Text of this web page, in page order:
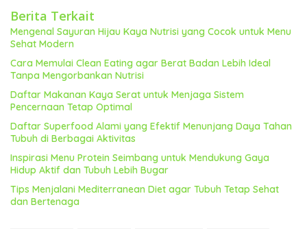
Berita Terkait
Mengenal Sayuran Hijau Kaya Nutrisi yang Cocok untuk Menu
Sehat Modern
Cara Memulai Clean Eating agar Berat Badan Lebih Ideal
Tanpa Mengorbankan Nutrisi
Daftar Makanan Kaya Serat untuk Menjaga Sistem
Pencernaan Tetap Optimal
Daftar Superfood Alami yang Efektif Menunjang Daya Tahan
Tubuh di Berbagai Aktivitas
Inspirasi Menu Protein Seimbang untuk Mendukung Gaya
Hidup Aktif dan Tubuh Lebih Bugar
Tips Menjalani Mediterranean Diet agar Tubuh Tetap Sehat
dan Bertenaga